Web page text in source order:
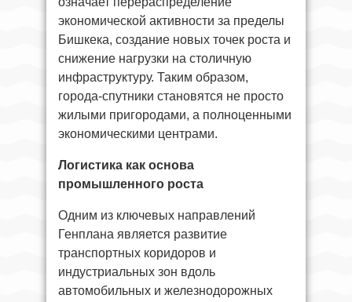
экономической активности за пределы
Бишкека, создание новых точек роста и
снижение нагрузки на столичную
инфраструктуру. Таким образом,
города-спутники становятся не просто
жилыми пригородами, а полноценными
экономическими центрами.
Логистика как основа
промышленного роста
Одним из ключевых направлений
Генплана является развитие
транспортных коридоров и
индустриальных зон вдоль
автомобильных и железнодорожных